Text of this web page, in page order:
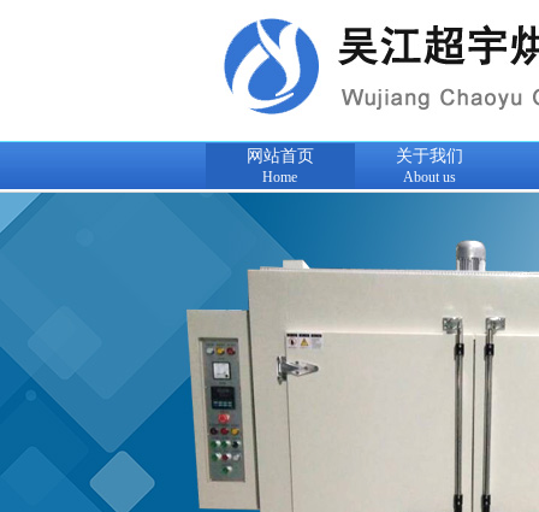
网站首页
Home
关于我们
About us